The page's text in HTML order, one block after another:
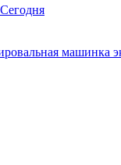
машинка